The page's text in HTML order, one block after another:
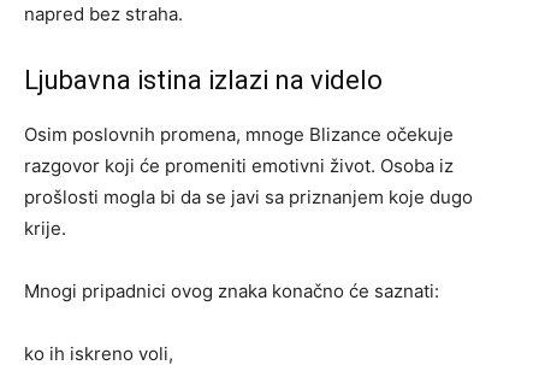
napred bez straha.
Ljubavna istina izlazi na videlo
Osim poslovnih promena, mnoge Blizance očekuje
razgovor koji će promeniti emotivni život. Osoba iz
prošlosti mogla bi da se javi sa priznanjem koje dugo
krije.
Mnogi pripadnici ovog znaka konačno će saznati:
ko ih iskreno voli,